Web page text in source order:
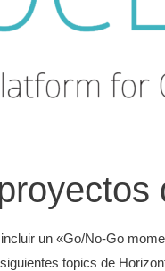
un «Go/No-Go
topics de